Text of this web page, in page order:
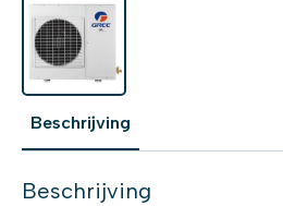
Beschrijving
Beschrijving